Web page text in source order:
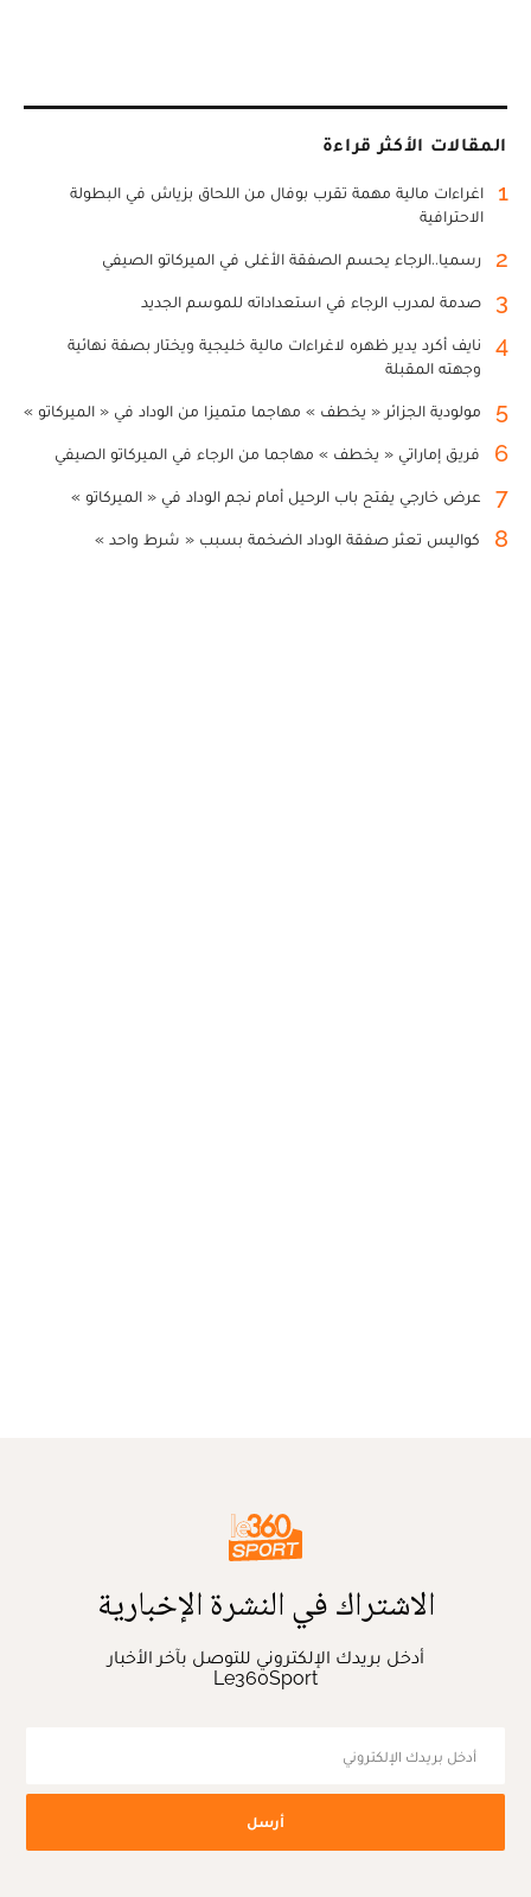
المقالات الأكثر قراءة
1
اغراءات مالية مهمة تقرب بوفال من اللحاق بزياش في البطولة
الاحترافية
2 رسميا..الرجاء يحسم الصفقة الأغلى في الميركاتو الصيفي
3 صدمة لمدرب الرجاء في استعداداته للموسم الجديد
4
نايف أكرد يدير ظهره لاغراءات مالية خليجية ويختار بصفة نهائية
وجهته المقبلة
5 مولودية الجزائر « يخطف » مهاجما متميزا من الوداد في « الميركاتو »
6 فريق إماراتي « يخطف » مهاجما من الرجاء في الميركاتو الصيفي
7 عرض خارجي يفتح باب الرحيل أمام نجم الوداد في « الميركاتو »
8 كواليس تعثر صفقة الوداد الضخمة بسبب « شرط واحد »
الاشتراك في النشرة الإخبارية
أدخل بريدك الإلكتروني للتوصل بآخر الأخبار
Le360Sport
أرسل